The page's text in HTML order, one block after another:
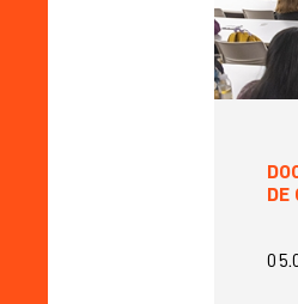
DE